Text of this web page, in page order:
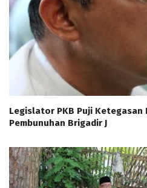
Legislator PKB Puji
Pembunuhan Brigadir J